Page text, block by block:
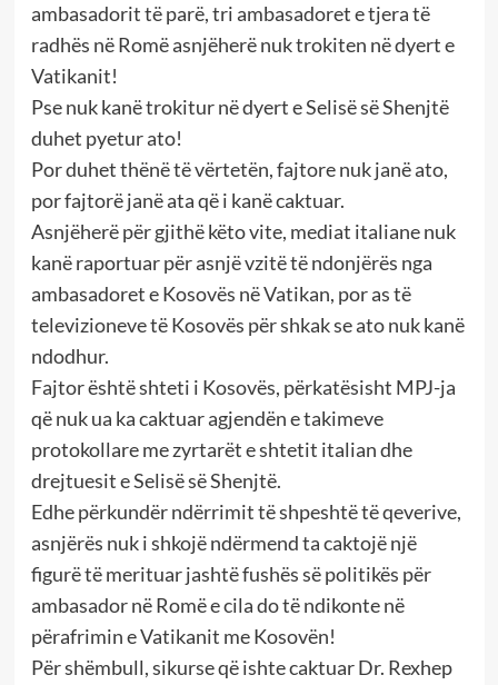
ambasadorit të parë, tri ambasadoret e tjera të
radhës në Romë asnjëherë nuk trokiten në dyert e
Vatikanit!
Pse nuk kanë trokitur në dyert e Selisë së Shenjtë
duhet pyetur ato!
Por duhet thënë të vërtetën, fajtore nuk janë ato,
por fajtorë janë ata që i kanë caktuar.
Asnjëherë për gjithë këto vite, mediat italiane nuk
kanë raportuar për asnjë vzitë të ndonjërës nga
ambasadoret e Kosovës në Vatikan, por as të
televizioneve të Kosovës për shkak se ato nuk kanë
ndodhur.
Fajtor është shteti i Kosovës, përkatësisht MPJ-ja
që nuk ua ka caktuar agjendën e takimeve
protokollare me zyrtarët e shtetit italian dhe
drejtuesit e Selisë së Shenjtë.
Edhe përkundër ndërrimit të shpeshtë të qeverive,
asnjërës nuk i shkojë ndërmend ta caktojë një
figurë të merituar jashtë fushës së politikës për
ambasador në Romë e cila do të ndikonte në
përafrimin e Vatikanit me Kosovën!
Për shëmbull, sikurse që ishte caktuar Dr. Rexhep